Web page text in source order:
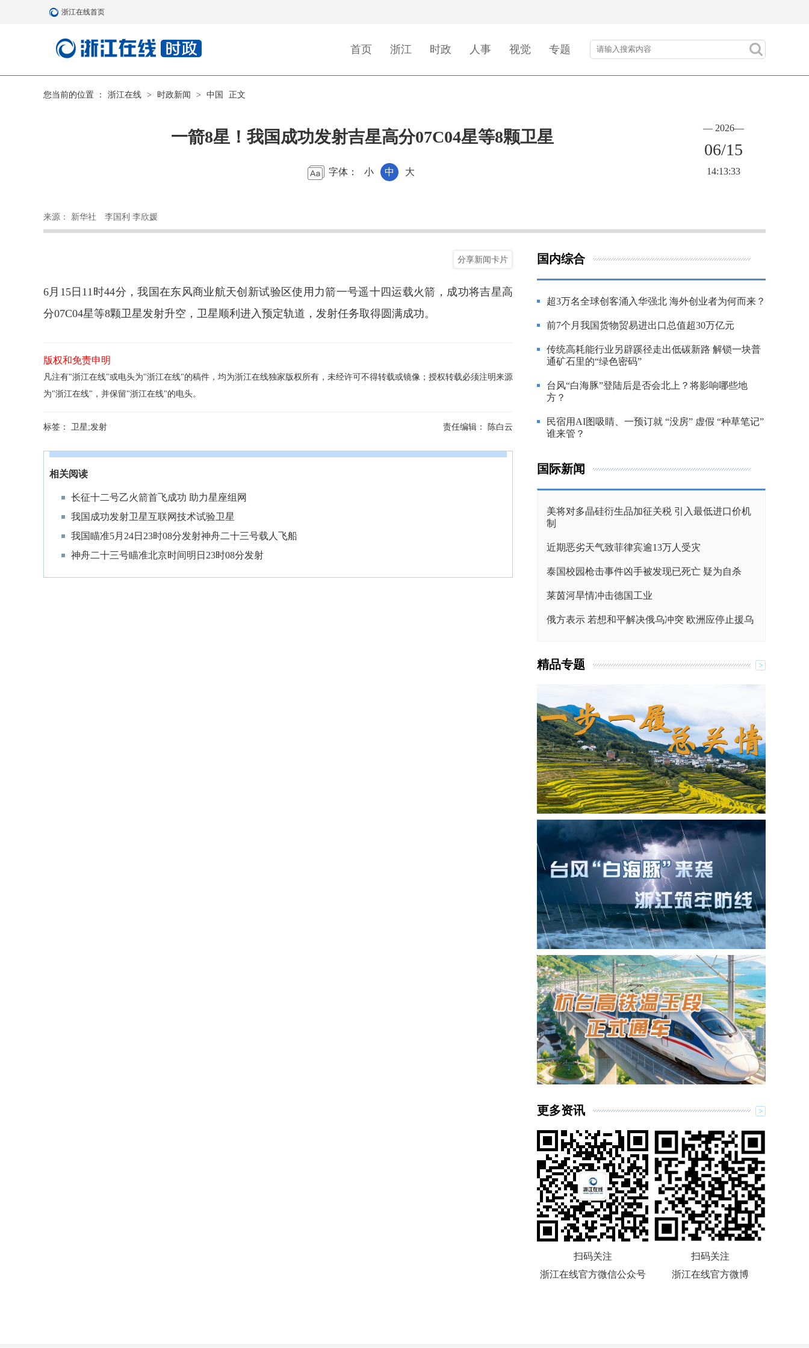
浙江在线首页
首页 浙江 时政 人事 视觉 专题
您当前的位置 ： 浙江在线 > 时政新闻 > 中国 正文
一箭8星！我国成功发射吉星高分07C04星等8颗卫星
字体： 小 中 大
— 2026—
06/15
14:13:33
来源： 新华社 李国利 李欣媛
分享新闻卡片
6月15日11时44分，我国在东风商业航天创新试验区使用力箭一号遥十四运载火箭，成功将吉星高
分07C04星等8颗卫星发射升空，卫星顺利进入预定轨道，发射任务取得圆满成功。
版权和免责申明
凡注有"浙江在线"或电头为"浙江在线"的稿件，均为浙江在线独家版权所有，未经许可不得转载或镜像；授权转载必须注明来源
为"浙江在线"，并保留"浙江在线"的电头。
标签： 卫星;发射 责任编辑： 陈白云
相关阅读
长征十二号乙火箭首飞成功 助力星座组网
我国成功发射卫星互联网技术试验卫星
我国瞄准5月24日23时08分发射神舟二十三号载人飞船
神舟二十三号瞄准北京时间明日23时08分发射
国内综合
超3万名全球创客涌入华强北 海外创业者为何而来？
前7个月我国货物贸易进出口总值超30万亿元
传统高耗能行业另辟蹊径走出低碳新路 解锁一块普
通矿石里的“绿色密码”
台风“白海豚”登陆后是否会北上？将影响哪些地
方？
民宿用AI图吸睛、一预订就 “没房” 虚假 “种草笔记”
谁来管？
国际新闻
美将对多晶硅衍生品加征关税 引入最低进口价机
制
近期恶劣天气致菲律宾逾13万人受灾
泰国校园枪击事件凶手被发现已死亡 疑为自杀
莱茵河旱情冲击德国工业
俄方表示 若想和平解决俄乌冲突 欧洲应停止援乌
精品专题
更多资讯
扫码关注
浙江在线官方微信公众号
扫码关注
浙江在线官方微博